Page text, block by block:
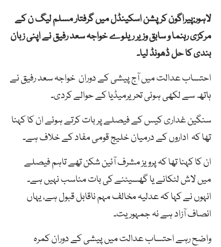
لاہور:پیراگون کرپشن اسکینڈل میں گرفتار مسلم لیگ ن کے
مرکزی رہنما و سابق وزیر ریلوے خواجہ سعد رفیق نے اپنی زبان
بندی کا حل ڈھونڈ لیا۔
احتساب عدالت میں آج پیشی کے دوران خواجہ سعد رفیق نے
ہاتھ سے لکھی ہوئی تحریرمیڈیا کے حوالے کردی۔
سنگین غداری کیس کے فیصلے پر بات کرتے ہوئے ان کا کہنا
تھا کہ اداروں کے درمیان خلیج قومی مفاد کے خلاف ہے۔
ان کا کہنا تھا کہ پرویز مشرف آئین شکن تھے تاہم فیصلے
میں لاش لٹکانے یا گھسیٹنے کی بات مناسب نہیں ہے۔
انہوں نے کہا کہ عدلیہ مخالف مہم ناقابل قبول ہے، یہاں
انصاف آزاد ہے نہ جمہوریت۔
واضح رہے احتساب عدالت میں پیشی کے دوران کمرہ